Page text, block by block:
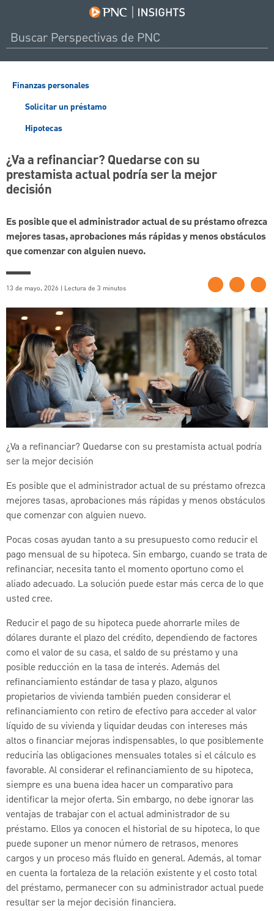
Finanzas personales
Solicitar un préstamo
Hipotecas
¿Va a refinanciar? Quedarse con su
prestamista actual podría ser la mejor
decisión
Es posible que el administrador actual de su préstamo ofrezca
mejores tasas, aprobaciones más rápidas y menos obstáculos
que comenzar con alguien nuevo.
13 de mayo, 2026 | Lectura de 3 minutos
¿Va a refinanciar? Quedarse con su prestamista actual podría
ser la mejor decisión
Es posible que el administrador actual de su préstamo ofrezca
mejores tasas, aprobaciones más rápidas y menos obstáculos
que comenzar con alguien nuevo.
Pocas cosas ayudan tanto a su presupuesto como reducir el
pago mensual de su hipoteca. Sin embargo, cuando se trata de
refinanciar, necesita tanto el momento oportuno como el
aliado adecuado. La solución puede estar más cerca de lo que
usted cree.
Reducir el pago de su hipoteca puede ahorrarle miles de
dólares durante el plazo del crédito, dependiendo de factores
como el valor de su casa, el saldo de su préstamo y una
posible reducción en la tasa de interés. Además del
refinanciamiento estándar de tasa y plazo, algunos
propietarios de vivienda también pueden considerar el
refinanciamiento con retiro de efectivo para acceder al valor
líquido de su vivienda y liquidar deudas con intereses más
altos o financiar mejoras indispensables, lo que posiblemente
reduciría las obligaciones mensuales totales si el cálculo es
favorable. Al considerar el refinanciamiento de su hipoteca,
siempre es una buena idea hacer un comparativo para
identificar la mejor oferta. Sin embargo, no debe ignorar las
ventajas de trabajar con el actual administrador de su
préstamo. Ellos ya conocen el historial de su hipoteca, lo que
puede suponer un menor número de retrasos, menores
cargos y un proceso más fluido en general. Además, al tomar
en cuenta la fortaleza de la relación existente y el costo total
del préstamo, permanecer con su administrador actual puede
resultar ser la mejor decisión financiera.